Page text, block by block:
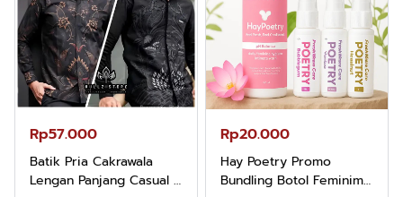
Rp57.000
Batik Pria Cakrawala
Lengan Panjang Casual -
Rp20.000
Hay Poetry Promo
Bundling Botol Feminim